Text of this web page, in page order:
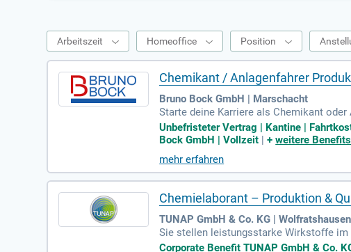
Arbeitszeit Homeoffice Position
Chemikant / Anlagenfahrer
Bruno Bock GmbH | Marschacht
Starte deine Karriere als Chemikant
2.000 € brutto pro Jahr, plus
rst du Probenahmen und
namischen Teams!
Unbefristeter Vertrag | Kantine |
Bock GmbH | Vollzeit |+weitere Benefits
mehr erfahren
Chemielaborant – Produktion &
TUNAP GmbH & Co. KG | Wolfratshausen
Sie stellen leistungsstarke Wirkstoffe im
Corporate Benefit TUNAP GmbH & Co.